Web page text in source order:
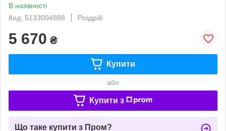
В наявності
Код: 5133004888
Роздріб
5 670 ₴
Купити
або
Купити з
Що таке купити з Пром?